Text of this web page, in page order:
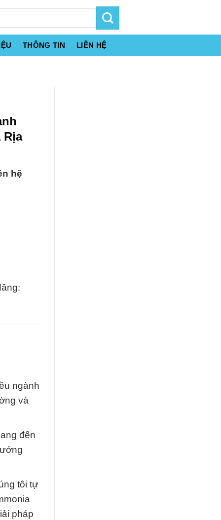
THÔNG TIN LIÊN HỆ
Rịa
hệ
ngành
và
đến
tôi tự
pháp